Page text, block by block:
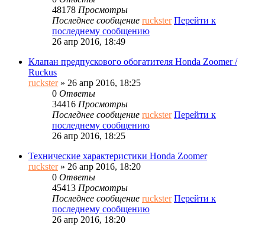
48178 Просмотры
Последнее сообщение ruckster Перейти к
последнему сообщению
26 апр 2016, 18:49
Клапан предпускового обогатителя Honda Zoomer /
Ruckus
ruckster» 26 апр 2016, 18:25
0 Ответы
34416 Просмотры
Последнее сообщение ruckster Перейти к
последнему сообщению
26 апр 2016, 18:25
Технические характеристики Honda Zoomer
ruckster» 26 апр 2016, 18:20
0 Ответы
45413 Просмотры
Последнее сообщение ruckster Перейти к
последнему сообщению
26 апр 2016, 18:20